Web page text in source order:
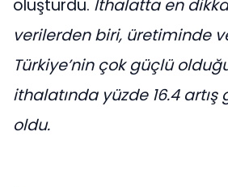
oluşturdu. İthalatta en
verilerden biri, üretiminde
Türkiye’nin çok güçlü
ithalatında yüzde 16.4
oldu.